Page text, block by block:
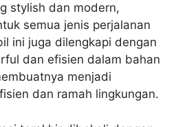
stylish dan modern,
semua jenis perjalanan
ini juga dilengkapi dengan
dan efisien dalam bahan
menjadi
dan ramah lingkungan.